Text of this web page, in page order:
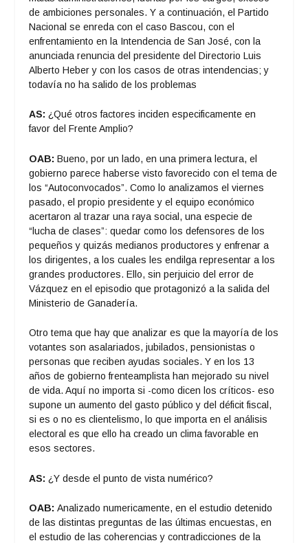
de ambiciones personales. Y a continuación, el Partido
Nacional se enreda con el caso Bascou, con el
enfrentamiento en la Intendencia de San José, con la
anunciada renuncia del presidente del Directorio Luis
Alberto Heber y con los casos de otras intendencias; y
todavía no ha salido de los problemas
AS: ¿Qué otros factores inciden especificamente en
favor del Frente Amplio?
OAB:Bueno, por un lado, en una primera lectura, el
gobierno parece haberse visto favorecido con el tema de
los “Autoconvocados”. Como lo analizamos el viernes
pasado, el propio presidente y el equipo económico
acertaron al trazar una raya social, una especie de
“lucha de clases”: quedar como los defensores de los
pequeños y quizás medianos productores y enfrenar a
los dirigentes, a los cuales les endilga representar a los
grandes productores. Ello, sin perjuicio del error de
Vázquez en el episodio que protagonizó a la salida del
Ministerio de Ganadería.
Otro tema que hay que analizar es que la mayoría de los
votantes son asalariados, jubilados, pensionistas o
personas que reciben ayudas sociales. Y en los 13
años de gobierno frenteamplista han mejorado su nivel
de vida. Aquí no importa si -como dicen los críticos- eso
supone un aumento del gasto público y del déficit fiscal,
si es o no es clientelismo, lo que importa en el análisis
electoral es que ello ha creado un clima favorable en
esos sectores.
AS: ¿Y desde el punto de vista numérico?
OAB:Analizado numericamente, en el estudio detenido
de las distintas preguntas de las últimas encuestas, en
el estudio de las coherencias y contradicciones de la